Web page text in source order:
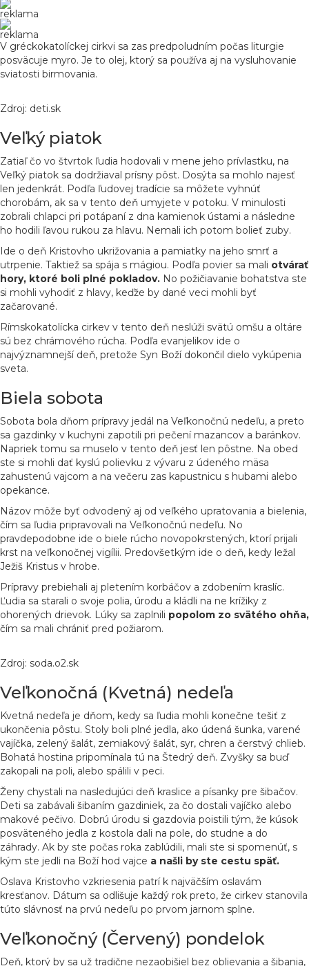
reklama
reklama
V gréckokatolíckej cirkvi sa zas predpoludním počas liturgie
posväcuje myro. Je to olej, ktorý sa používa aj na vysluhovanie
sviatosti birmovania.
Zdroj: deti.sk
Veľký piatok
Zatiaľ čo vo štvrtok ľudia hodovali v mene jeho prívlastku, na
Veľký piatok sa dodržiaval prísny pôst. Dosýta sa mohlo najesť
len jedenkrát. Podľa ľudovej tradície sa môžete vyhnúť
chorobám, ak sa v tento deň umyjete v potoku. V minulosti
zobrali chlapci pri potápaní z dna kamienok ústami a následne
ho hodili ľavou rukou za hlavu. Nemali ich potom bolieť zuby.
Ide o deň Kristovho ukrižovania a pamiatky na jeho smrť a
utrpenie. Taktiež sa spája s mágiou. Podľa povier sa mali otvárať
hory, ktoré boli plné pokladov. No požičiavanie bohatstva ste
si mohli vyhodiť z hlavy, keďže by dané veci mohli byť
začarované.
Rímskokatolícka cirkev v tento deň neslúži svätú omšu a oltáre
sú bez chrámového rúcha. Podľa evanjelikov ide o
najvýznamnejší deň, pretože Syn Boží dokončil dielo vykúpenia
sveta.
Biela sobota
Sobota bola dňom prípravy jedál na Veľkonočnú nedeľu, a preto
sa gazdinky v kuchyni zapotili pri pečení mazancov a baránkov.
Napriek tomu sa muselo v tento deň jesť len pôstne. Na obed
ste si mohli dať kyslú polievku z vývaru z údeného mäsa
zahustenú vajcom a na večeru zas kapustnicu s hubami alebo
opekance.
Názov môže byť odvodený aj od veľkého upratovania a bielenia,
čím sa ľudia pripravovali na Veľkonočnú nedeľu. No
pravdepodobne ide o biele rúcho novopokrstených, ktorí prijali
krst na veľkonočnej vigílii. Predovšetkým ide o deň, kedy ležal
Ježiš Kristus v hrobe.
Prípravy prebiehali aj pletením korbáčov a zdobením kraslíc.
Ľudia sa starali o svoje polia, úrodu a kládli na ne krížiky z
ohorených drievok. Lúky sa zaplnili popolom zo svätého ohňa,
čím sa mali chrániť pred požiarom.
Zdroj: soda.o2.sk
Veľkonočná (Kvetná) nedeľa
Kvetná nedeľa je dňom, kedy sa ľudia mohli konečne tešiť z
ukončenia pôstu. Stoly boli plné jedla, ako údená šunka, varené
vajíčka, zelený šalát, zemiakový šalát, syr, chren a čerstvý chlieb.
Bohatá hostina pripomínala tú na Štedrý deň. Zvyšky sa buď
zakopali na poli, alebo spálili v peci.
Ženy chystali na nasledujúci deň kraslice a písanky pre šibačov.
Deti sa zabávali šibaním gazdiniek, za čo dostali vajíčko alebo
makové pečivo. Dobrú úrodu si gazdovia poistili tým, že kúsok
posväteného jedla z kostola dali na pole, do studne a do
záhrady. Ak by ste počas roka zablúdili, mali ste si spomenúť, s
kým ste jedli na Boží hod vajce a našli by ste cestu späť.
Oslava Kristovho vzkriesenia patrí k najväčším oslavám
kresťanov. Dátum sa odlišuje každý rok preto, že cirkev stanovila
túto slávnosť na prvú nedeľu po prvom jarnom splne.
Veľkonočný (Červený) pondelok
Deň, ktorý by sa už tradične nezaobišiel bez oblievania a šibania,